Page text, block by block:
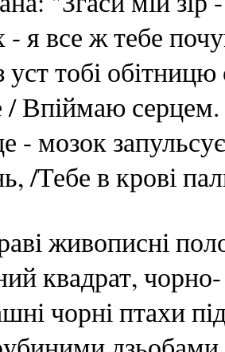
- я все ж тебе
уст тобі
/ Впіймаю
- мозок
/Тебе в крові
живописні
квадрат,
чорні птахи